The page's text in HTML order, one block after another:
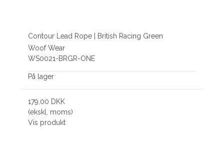
Contour Lead Rope | British Racing Green
Woof Wear
WS0021-BRGR-ONE
På lager
179,00 DKK
(ekskl. moms)
Vis produkt